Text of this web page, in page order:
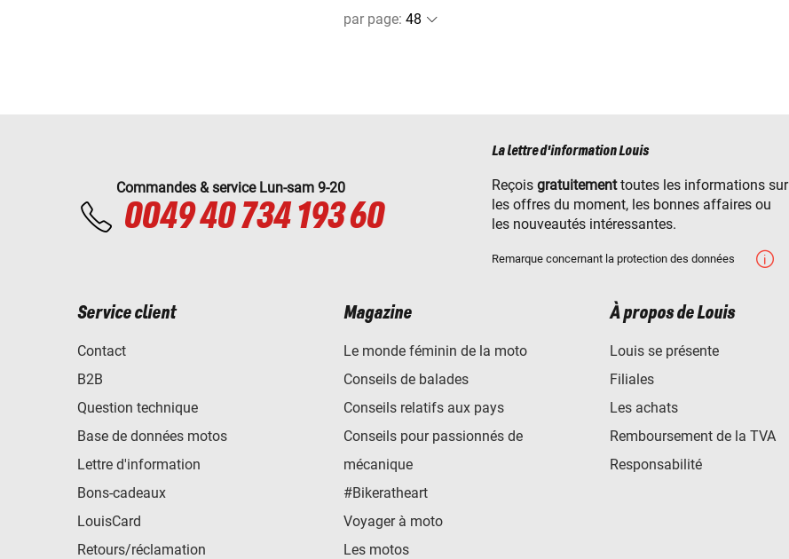
par page:
Commandes & service Lun-sam 9-20
0049 40 734 193 60
La lettre d'information Louis
Reçois gratuitementtoutes les informations sur
les offres du moment, les bonnes affaires ou
les nouveautés intéressantes.
Remarque concernant la protection des données
Service client
Contact
B2B
Question technique
Base de données motos
Lettre d'information
Bons-cadeaux
LouisCard
Retours/réclamation
Magazine
Le monde féminin de la moto
Conseils de balades
Conseils relatifs aux pays
Conseils pour passionnés de
mécanique
#Bikeratheart
Voyager à moto
Les motos
À propos de Louis
Louis se présente
Filiales
Les achats
Remboursement de la TVA
Responsabilité